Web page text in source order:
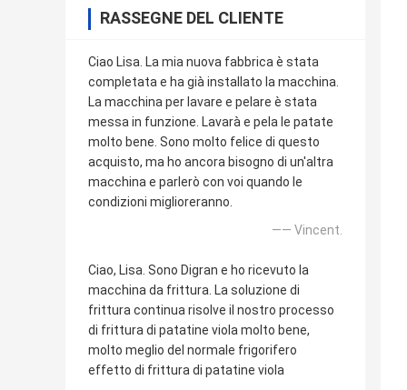
RASSEGNE DEL CLIENTE
Ciao Lisa. La mia nuova fabbrica è stata
completata e ha già installato la macchina.
La macchina per lavare e pelare è stata
messa in funzione. Lavarà e pela le patate
molto bene. Sono molto felice di questo
acquisto, ma ho ancora bisogno di un'altra
macchina e parlerò con voi quando le
condizioni miglioreranno.
—— Vincent.
Ciao, Lisa. Sono Digran e ho ricevuto la
macchina da frittura. La soluzione di
frittura continua risolve il nostro processo
di frittura di patatine viola molto bene,
molto meglio del normale frigorifero
effetto di frittura di patatine viola